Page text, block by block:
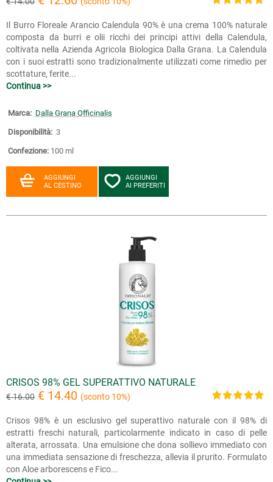
Il Burro Floreale Arancio Calendula 90% è una crema 100% naturale
composta da burri e olii ricchi dei principi attivi della Calendula,
coltivata nella Azienda Agricola Biologica Dalla Grana. La Calendula
con i suoi estratti sono tradizionalmente utilizzati come rimedio per
scottature, ferite...
Continua >>
Marca: Dalla Grana Officinalis
Disponibilità: 3
Confezione: 100 ml
AGGIUNGI
AL CESTINO
AGGIUNGI
AI PREFERITI
CRISOS 98% GEL SUPERATTIVO NATURALE
€ 16.00 € 14.40 (sconto 10%)
Crisos 98% è un esclusivo gel superattivo naturale con il 98% di
estratti freschi naturali, particolarmente indicato in caso di pelle
alterata, arrossata. Una emulsione che dona sollievo immediato con
una immediata sensazione di freschezza, allevia il prurito. Formulato
con Aloe arborescens e Fico...